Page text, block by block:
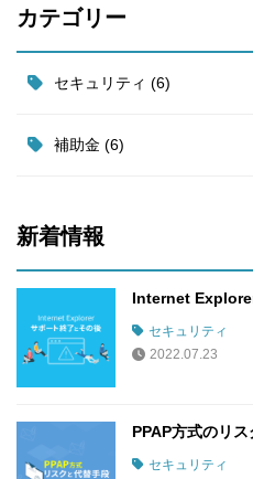
カテゴリー
セキュリティ (6)
補助金 (6)
新着情報
Internet
セキュリティ
2022.07.23
PPAP方式のリ
セキュリティ